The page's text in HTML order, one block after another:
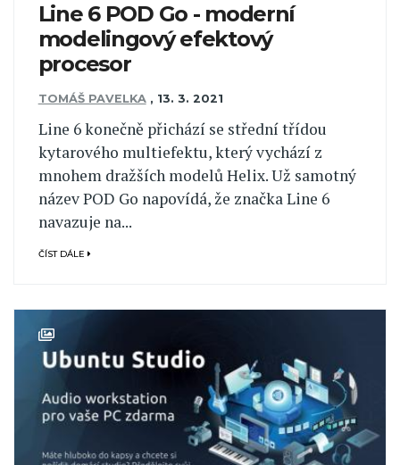
Line 6 POD Go - moderní
modelingový efektový
procesor
TOMÁŠ PAVELKA , 13. 3. 2021
Line 6 konečně přichází se střední třídou
kytarového multiefektu, který vychází z
mnohem dražších modelů Helix. Už samotný
název POD Go napovídá, že značka Line 6
navazuje na...
ČÍST DÁLE